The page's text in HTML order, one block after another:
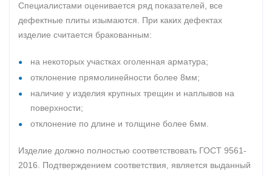
Специалистами оценивается ряд показателей, все
дефектные плиты изымаются. При каких дефектах
изделие считается бракованным:
на некоторых участках оголенная арматура;
отклонение прямолинейности более 8мм;
наличие у изделия крупных трещин и наплывов на
поверхности;
отклонение по длине и толщине более 6мм.
Изделие должно полностью соответствовать ГОСТ 9561-
2016. Подтверждением соответствия, является выданный